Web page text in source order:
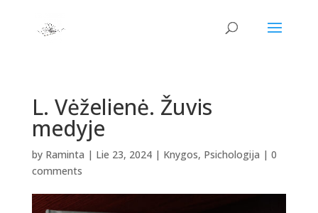
L. Vėželienė. Žuvis
medyje
by Raminta | Lie 23, 2024| Knygos, Psichologija | 0
comments